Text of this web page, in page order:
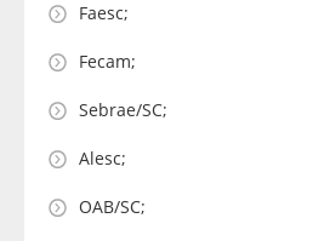
Faesc;
Fecam;
Sebrae/SC;
Alesc;
OAB/SC;